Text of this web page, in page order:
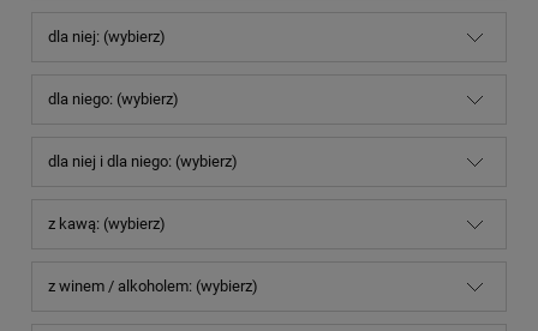
dla niej: (wybierz)
dla niego: (wybierz)
dla niej i dla niego: (wybierz)
z kawą: (wybierz)
z winem / alkoholem: (wybierz)